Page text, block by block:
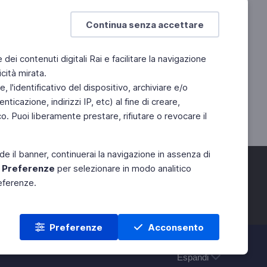
Continua senza accettare
contenuti digitali Rai e facilitare la navigazione
mirata.
l'identificativo del dispositivo, archiviare e/o
indirizzi IP, etc) al fine di creare,
Puoi liberamente prestare, rifiutare o revocare il
il banner, continuerai la navigazione in assenza di
Preferenze per selezionare in modo analitico
Preferenze Acconsento